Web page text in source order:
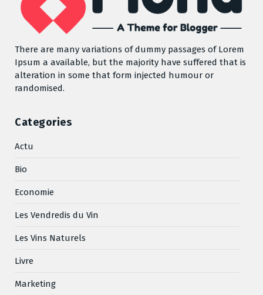
There are many variations of dummy passages of Lorem
Ipsum a available, but the majority have suffered that is
alteration in some that form injected humour or
randomised.
Categories
Actu
Bio
Economie
Les Vendredis du Vin
Les Vins Naturels
Livre
Marketing